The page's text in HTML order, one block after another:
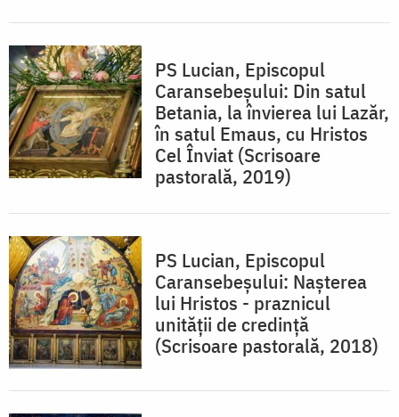
PS Lucian, Episcopul
Caransebeșului: Din satul
Betania, la învierea lui Lazăr,
în satul Emaus, cu Hristos
Cel Înviat (Scrisoare
pastorală, 2019)
PS Lucian, Episcopul
Caransebeșului: Nașterea
lui Hristos - praznicul
unității de credință
(Scrisoare pastorală, 2018)